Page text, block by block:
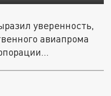
уверенность,
авиапрома